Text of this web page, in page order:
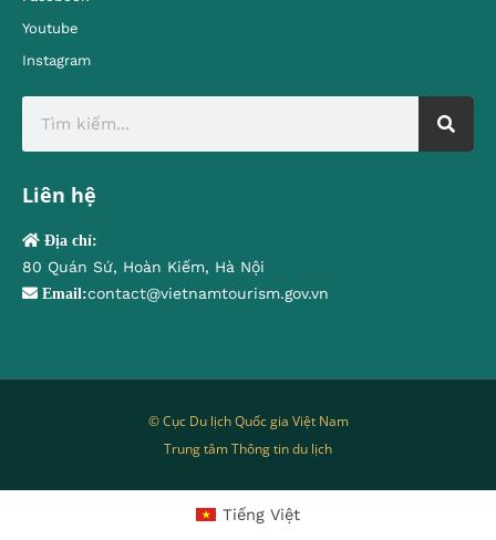
Youtube
Instagram
Liên hệ
Địa chỉ:
80 Quán Sứ, Hoàn Kiếm, Hà Nội
Email:contact@vietnamtourism.gov.vn
© Cục Du lịch Quốc gia Việt Nam
Trung tâm Thông tin du lịch
Tiếng Việt